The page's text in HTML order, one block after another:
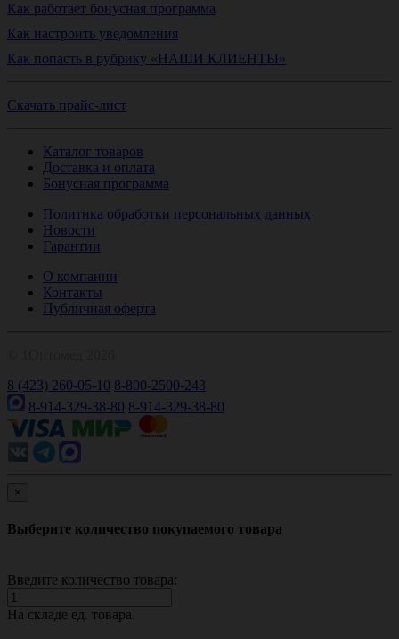
Как работает бонусная программа
Как настроить уведомления
Как попасть в рубрику «НАШИ КЛИЕНТЫ»
Скачать прайс-лист
Каталог товаров
Доставка и оплата
Бонусная программа
Политика обработки персональных данных
Новости
Гарантии
О компании
Контакты
Публичная оферта
8 (423) 260-05-10 8-800-2500-243
8-914-329-38-80 8-914-329-38-80
×
Выберите количество покупаемого товара
Введите количество товара:
На складе ед. товара.